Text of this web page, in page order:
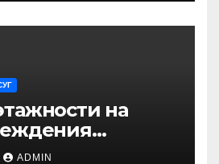
на
ADMIN